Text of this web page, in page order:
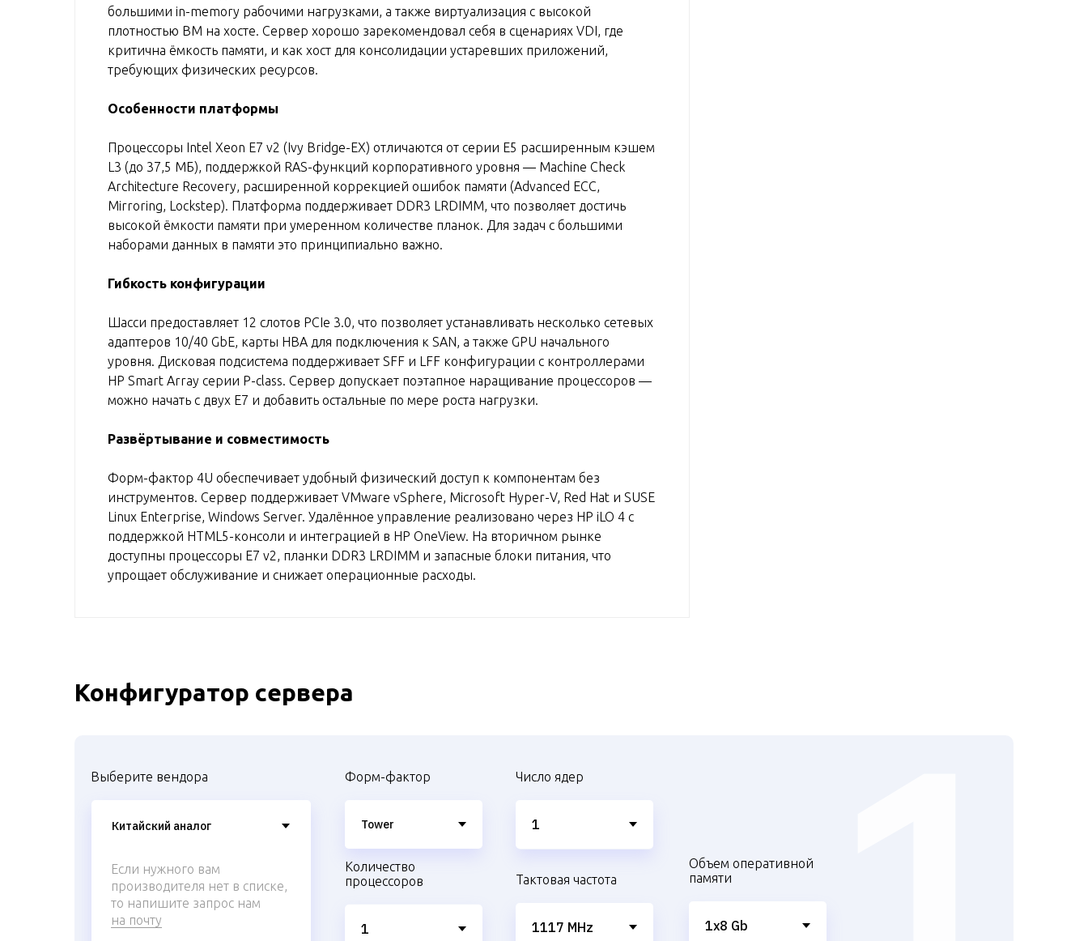
большими in-memory рабочими нагрузками, а также виртуализация с высокой
плотностью ВМ на хосте. Сервер хорошо зарекомендовал себя в сценариях VDI, где
критична ёмкость памяти, и как хост для консолидации устаревших приложений,
требующих физических ресурсов.
Особенности платформы
Процессоры Intel Xeon E7 v2 (Ivy Bridge-EX) отличаются от серии E5 расширенным кэшем
L3 (до 37,5 МБ), поддержкой RAS-функций корпоративного уровня — Machine Check
Architecture Recovery, расширенной коррекцией ошибок памяти (Advanced ECC,
Mirroring, Lockstep). Платформа поддерживает DDR3 LRDIMM, что позволяет достичь
высокой ёмкости памяти при умеренном количестве планок. Для задач с большими
наборами данных в памяти это принципиально важно.
Гибкость конфигурации
Шасси предоставляет 12 слотов PCIe 3.0, что позволяет устанавливать несколько сетевых
адаптеров 10/40 GbE, карты HBA для подключения к SAN, а также GPU начального
уровня. Дисковая подсистема поддерживает SFF и LFF конфигурации с контроллерами
HP Smart Array серии P-class. Сервер допускает поэтапное наращивание процессоров —
можно начать с двух E7 и добавить остальные по мере роста нагрузки.
Развёртывание и совместимость
Форм-фактор 4U обеспечивает удобный физический доступ к компонентам без
инструментов. Сервер поддерживает VMware vSphere, Microsoft Hyper-V, Red Hat и SUSE
Linux Enterprise, Windows Server. Удалённое управление реализовано через HP iLO 4 с
поддержкой HTML5-консоли и интеграцией в HP OneView. На вторичном рынке
доступны процессоры E7 v2, планки DDR3 LRDIMM и запасные блоки питания, что
упрощает обслуживание и снижает операционные расходы.
Форм-фактор
Количество
процессоров
Число ядер
Тактовая частота
Объем оперативной
памяти
Выберите вендора
Если нужного вам
производителя нет в списке,
то напишите запрос нам
на почту
Конфигуратор сервера